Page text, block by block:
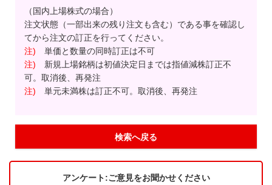
（国内上場株式の場合）
注文状態（一部出来の残り注文も含む）である事を確認し
てから注文の訂正を行ってください。
注) 単価と数量の同時訂正は不可
注) 新規上場銘柄は初値決定日までは指値減株訂正不
可。取消後、再発注
注) 単元未満株は訂正不可。取消後、再発注
検索へ戻る
アンケート:ご意見をお聞かせください